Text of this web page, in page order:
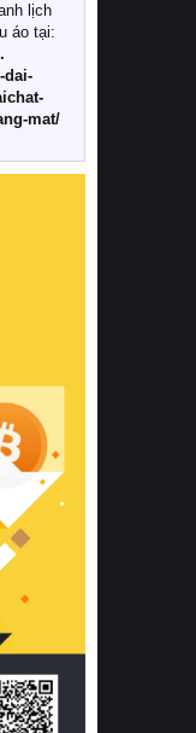
đệm
nguyên
chất
khác
đỡ
dòng
quốc
kích
kiện
hiểu
về tác
hơn.
đệm
mỹ lẫn
cân
trọng
lịch
áo tại:
dai-
mat/